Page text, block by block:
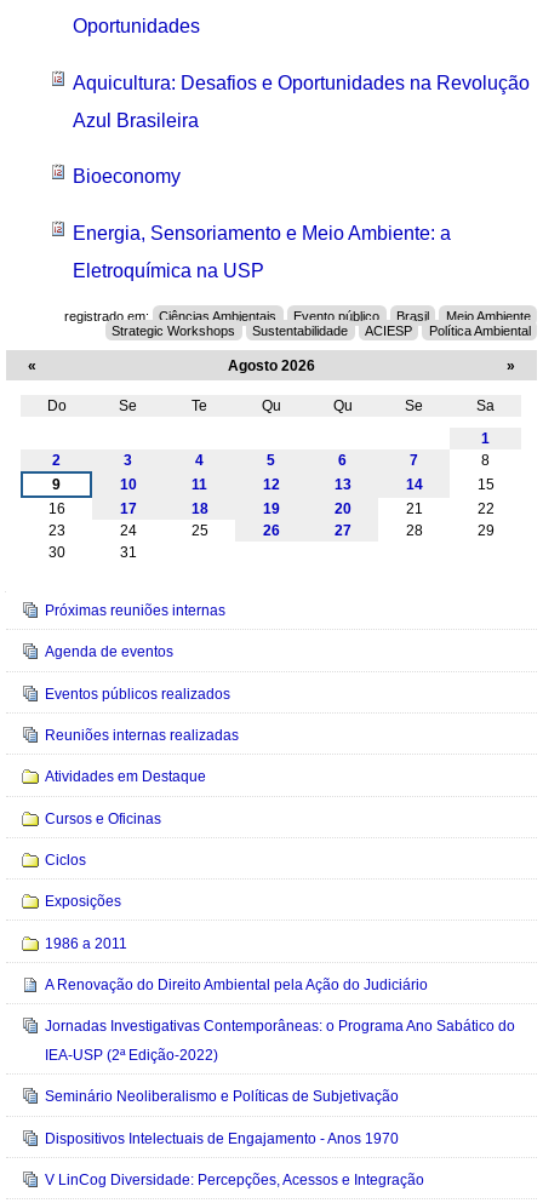
Oportunidades
Aquicultura: Desafios e Oportunidades na Revolução
Azul Brasileira
Bioeconomy
Energia, Sensoriamento e Meio Ambiente: a
Eletroquímica na USP
registrado em: Ciências Ambientais Evento público Brasil
Meio Ambiente
Strategic Workshops
Sustentabilidade ACIESP Política Ambiental
« Agosto 2026 »
Do Se Te Qu Qu Se
Sa
1
2
3 4 5 6 7
8
9
10 11 12 13 14
15
16
17 18 19 20 21
22
23
24 25 26 27 28
29
30
31
Navegação
Próximas reuniões internas
Agenda de eventos
Eventos públicos realizados
Reuniões internas realizadas
Atividades em Destaque
Cursos e Oficinas
Ciclos
Exposições
1986 a 2011
A Renovação do Direito Ambiental pela Ação do Judiciário
Jornadas Investigativas Contemporâneas: o Programa Ano Sabático do
IEA-USP (2ª Edição-2022)
Seminário Neoliberalismo e Políticas de Subjetivação
Dispositivos Intelectuais de Engajamento - Anos 1970
V LinCog Diversidade: Percepções, Acessos e Integração